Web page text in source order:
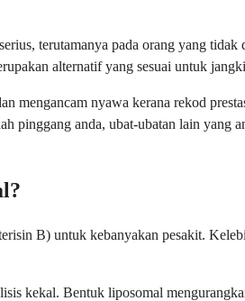
terutamanya pada orang yang tidak
alternatif yang sesuai untuk
mengancam nyawa kerana rekod
pinggang anda, ubat-ubatan lain yang
B) untuk kebanyakan pesakit.
kekal. Bentuk liposomal